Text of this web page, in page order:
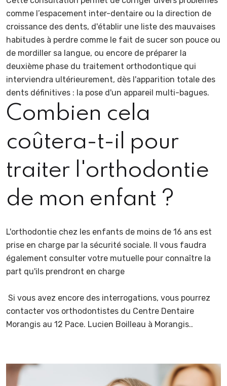
comme l’espacement inter-dentaire ou la direction de
croissance des dents, d'établir une liste des mauvaises
habitudes à perdre comme le fait de sucer son pouce ou
de mordiller sa langue, ou encore de préparer la
deuxième phase du traitement orthodontique qui
interviendra ultérieurement, dès l'apparition totale des
dents définitives : la pose d'un appareil multi-bagues.
Combien cela
coûtera-t-il pour
traiter l'orthodontie
de mon enfant ?
L'orthodontie chez les enfants de moins de 16 ans est
prise en charge par la sécurité sociale. Il vous faudra
également consulter votre mutuelle pour connaître la
part qu'ils prendront en charge
Si vous avez encore des interrogations, vous pourrez
contacter vos orthodontistes du Centre Dentaire
Morangis au 12 Pace. Lucien Boilleau à Morangis..